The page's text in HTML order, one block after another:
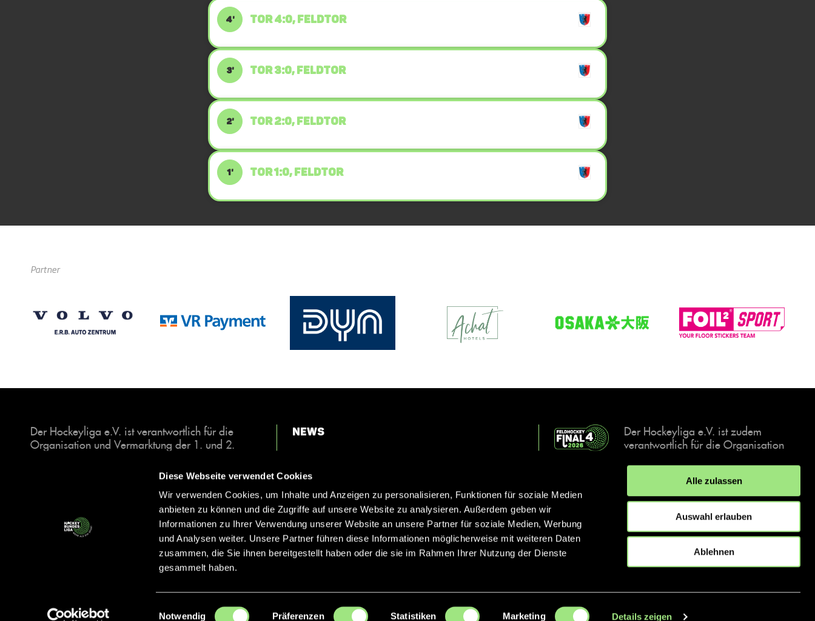
Diese Webseite verwendet Cookies
Wir verwenden Cookies, um Inhalte und Anzeigen zu personalisieren, Funktionen für soziale Medien
anbieten zu können und die Zugriffe auf unsere Website zu analysieren. Außerdem geben wir
Informationen zu Ihrer Verwendung unserer Website an unsere Partner für soziale Medien, Werbung
und Analysen weiter. Unsere Partner führen diese Informationen möglicherweise mit weiteren Daten
zusammen, die Sie ihnen bereitgestellt haben oder die sie im Rahmen Ihrer Nutzung der Dienste
gesammelt haben.
Einwilligungsauswahl
Notwendig Präferenzen Statistiken Marketing Details zeigen
Alle zulassen
Auswahl erlauben
Ablehnen
4' TOR 4:0, FELDTOR
3' TOR 3:0, FELDTOR
2' TOR 2:0, FELDTOR
1' TOR 1:0, FELDTOR
Partner
Der Hockeyliga e.V. ist verantwortlich für die
Organisation und Vermarktung der 1. und 2.
Halle. Insgesamt sind über 60 Vereine unter dem
Dach der Hockeyliga organisiert, sowohl im
Herren als auch im Damen Bereich.
News
Kontakt
Der Hockeyliga e.V. ist zudem
verantwortlich für die Organisation
Events, der deutschen Hockey-
Meisterschaften.
IMPRESSUM DATENSCHUTZERKLÄRUNG
© 2026 hockey.de